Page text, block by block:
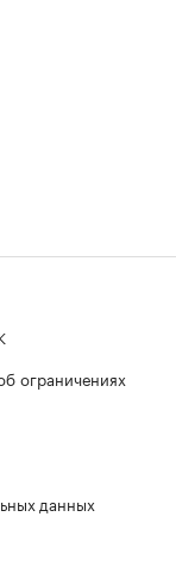
ограничениях
данных